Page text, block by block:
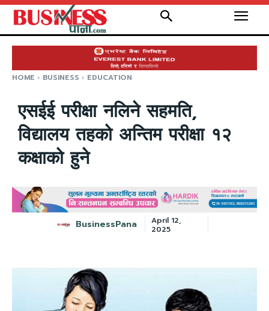
HOME BUSINESS EDUCATION
एसईई परीक्षा नलिने सहमति,
विद्यालय तहको अन्तिम परीक्षा १२
कक्षाको हुने
BusinessPana
April 12,
2025